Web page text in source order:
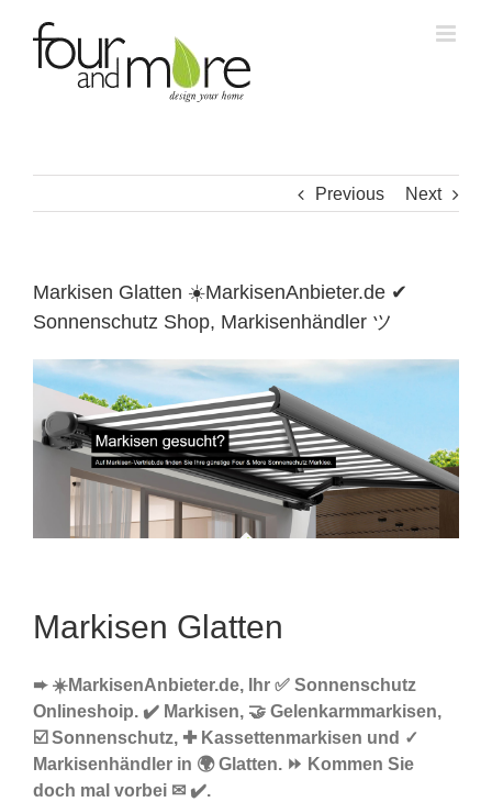
content
Previous Next
Markisen Glatten ☀️MarkisenAnbieter.de ✔
Sonnenschutz Shop, Markisenhändler ツ
Markisen Glatten
➨ ☀️MarkisenAnbieter.de, Ihr ✅ Sonnenschutz
Onlineshoip. ✔️ Markisen, 🤝 Gelenkarmmarkisen,
☑️ Sonnenschutz, ✚ Kassettenmarkisen und ✓
Markisenhändler in 🌍 Glatten. ⏩ Kommen Sie
doch mal vorbei ✉ ✔️.